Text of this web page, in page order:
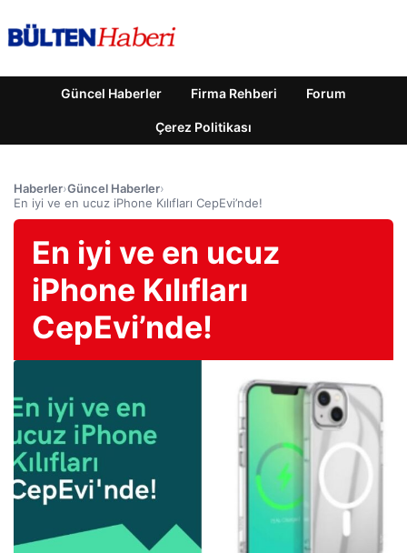
Güncel Haberler Firma Rehberi Forum
Çerez Politikası
Haberler›Güncel Haberler›
En iyi ve en ucuz iPhone Kılıfları CepEvi’nde!
En iyi ve en ucuz
iPhone Kılıfları
CepEvi’nde!